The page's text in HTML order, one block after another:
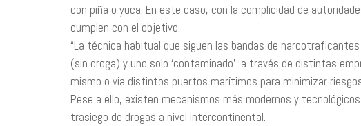
con piña o yuca. En este caso, con la complicidad de
cumplen con el objetivo.
“La técnica habitual que siguen las bandas de
(sin droga) y uno solo ‘contaminado’ a través de distintas
mismo o vía distintos puertos marítimos para minimizar
Pese a ello, existen mecanismos más modernos y
trasiego de drogas a nivel intercontinental.